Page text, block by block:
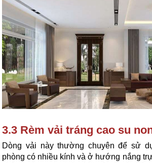
3.3 Rèm vải tráng cao su
Dòng vải này thường chuyên để sử
phòng có nhiều kính và ở hướng nắng